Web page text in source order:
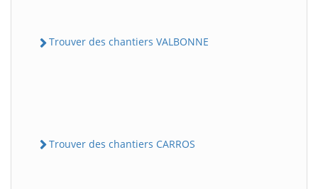
Trouver des chantiers VALBONNE
Trouver des chantiers CARROS